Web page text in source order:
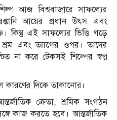
আজ বিশ্ববাজারে সাফল্যের
আয়ের প্রধান উৎস এবং
কিন্তু এই সাফল্যের ভিত্তি গড়ে
এবং ত্যাগের ওপর। তাদের
না করে টেকসই শিল্পের স্বপ্ন
দিকে তাকানোর।
ক্রেতা, শ্রমিক সংগঠন
কাজ করতে হবে। আন্তর্জাতিক